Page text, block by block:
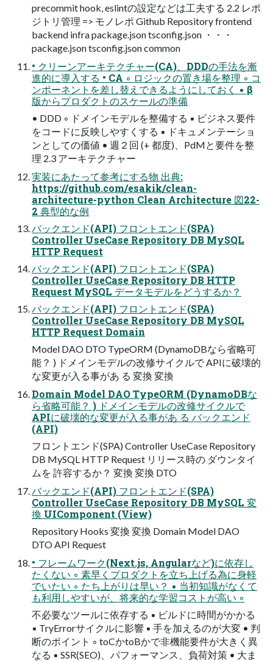
precommit hook, eslintの設定などは工夫する 2.2 レポ
ジトリ管理 => モノレポ Github Repository frontend
backend infra package.json tsconfig.json ・・・
package.json tsconfig.json common
• クリーンアーキテクチャー(CA)、DDDの手法を漸
進的に導入する • CA ◦ ロジックの置き場を整理 ◦ コ
ンポーネントを差し替えできるようにしておく ▪ β
版からプロダクトのスケールの準備
• DDD ◦ ドメインモデルを整備する ▪ ビジネス要件
をコードに反映しやすくする ▪ ドキュメンテーショ
ンとしての価値 • 週２回 (+ 都度)、PdMと要件を整
理 2.3 アーキテクチャー
実装にあたって参考にする物 出典:
https://github.com/esakik/clean-
architecture-python Clean Architecture 図22-
2 典型的な例
バックエンド(API) フロントエンド(SPA)
Controller UseCase Repository DB MySQL
HTTP Request
バックエンド(API) フロントエンド(SPA)
Controller UseCase Repository DB HTTP
Request MySQL データモデルをどうするか？
バックエンド(API) フロントエンド(SPA)
Controller UseCase Repository DB MySQL
HTTP Request Domain
Model DAO DTO TypeORM (DynamoDBなら省略可
能？ ) ドメインモデルの改修サイクルで APIに破壊的
な変更が入る事があ る 変換 変換
Domain Model DAO TypeORM (DynamoDBな
ら省略可能？ ) ドメインモデルの改修サイクルで
APIに破壊的な変更が入る事があ る バックエンド
(API)
フロントエンド(SPA) Controller UseCase Repository
DB MySQL HTTP Request リリース時の ダウンタイ
ムを 許容するか？ 変換 変換 DTO
バックエンド(API) フロントエンド(SPA)
Controller UseCase Repository DB MySQL 変
換 UIComponent (View)
Repository Hooks 変換 変換 Domain Model DAO
DTO API Request
• フレームワーク(Next.js, Angularなど)に依存し
たくない ◦ 素早くプロダクトを立ち上げる為に身軽
でいたい ◦ たち上がりは早い？ ▪ 当初知識がなくて
も利用しやすいが、将来的な学習コストが高い ◦
不必要なツールに依存する ▪ ビルドに時間がかかる
▪ TryErrorサイクルに影響 ▪ 手を加えるのが大変 • 判
断のポイント ◦ toCかtoBかで非機能要件が大きく異
なる ▪ SSR(SEO)、パフォーマンス、負荷対策 • 大ま